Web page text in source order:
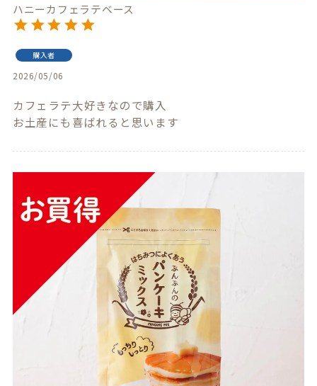
ハニーカフェラテベース
購入者
2026/05/06
カフェラテ大好きなので購入
お土産にも喜ばれると思います